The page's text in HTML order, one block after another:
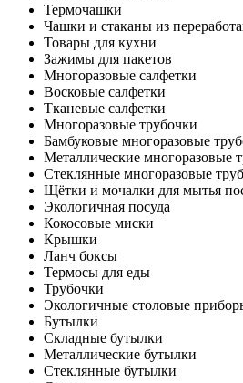
Термочашки
Чашки и стаканы из
Товары для кухни
Зажимы для пакетов
Многоразовые салфетки
Восковые салфетки
Тканевые салфетки
Многоразовые трубочки
Бамбуковые многоразовые
Металлические многоразовые
Стеклянные многоразовые
Щётки и мочалки для мытья
Экологичная посуда
Кокосовые миски
Крышки
Ланч боксы
Термосы для еды
Трубочки
Экологичные столовые
Бутылки
Складные бутылки
Металлические бутылки
Стеклянные бутылки